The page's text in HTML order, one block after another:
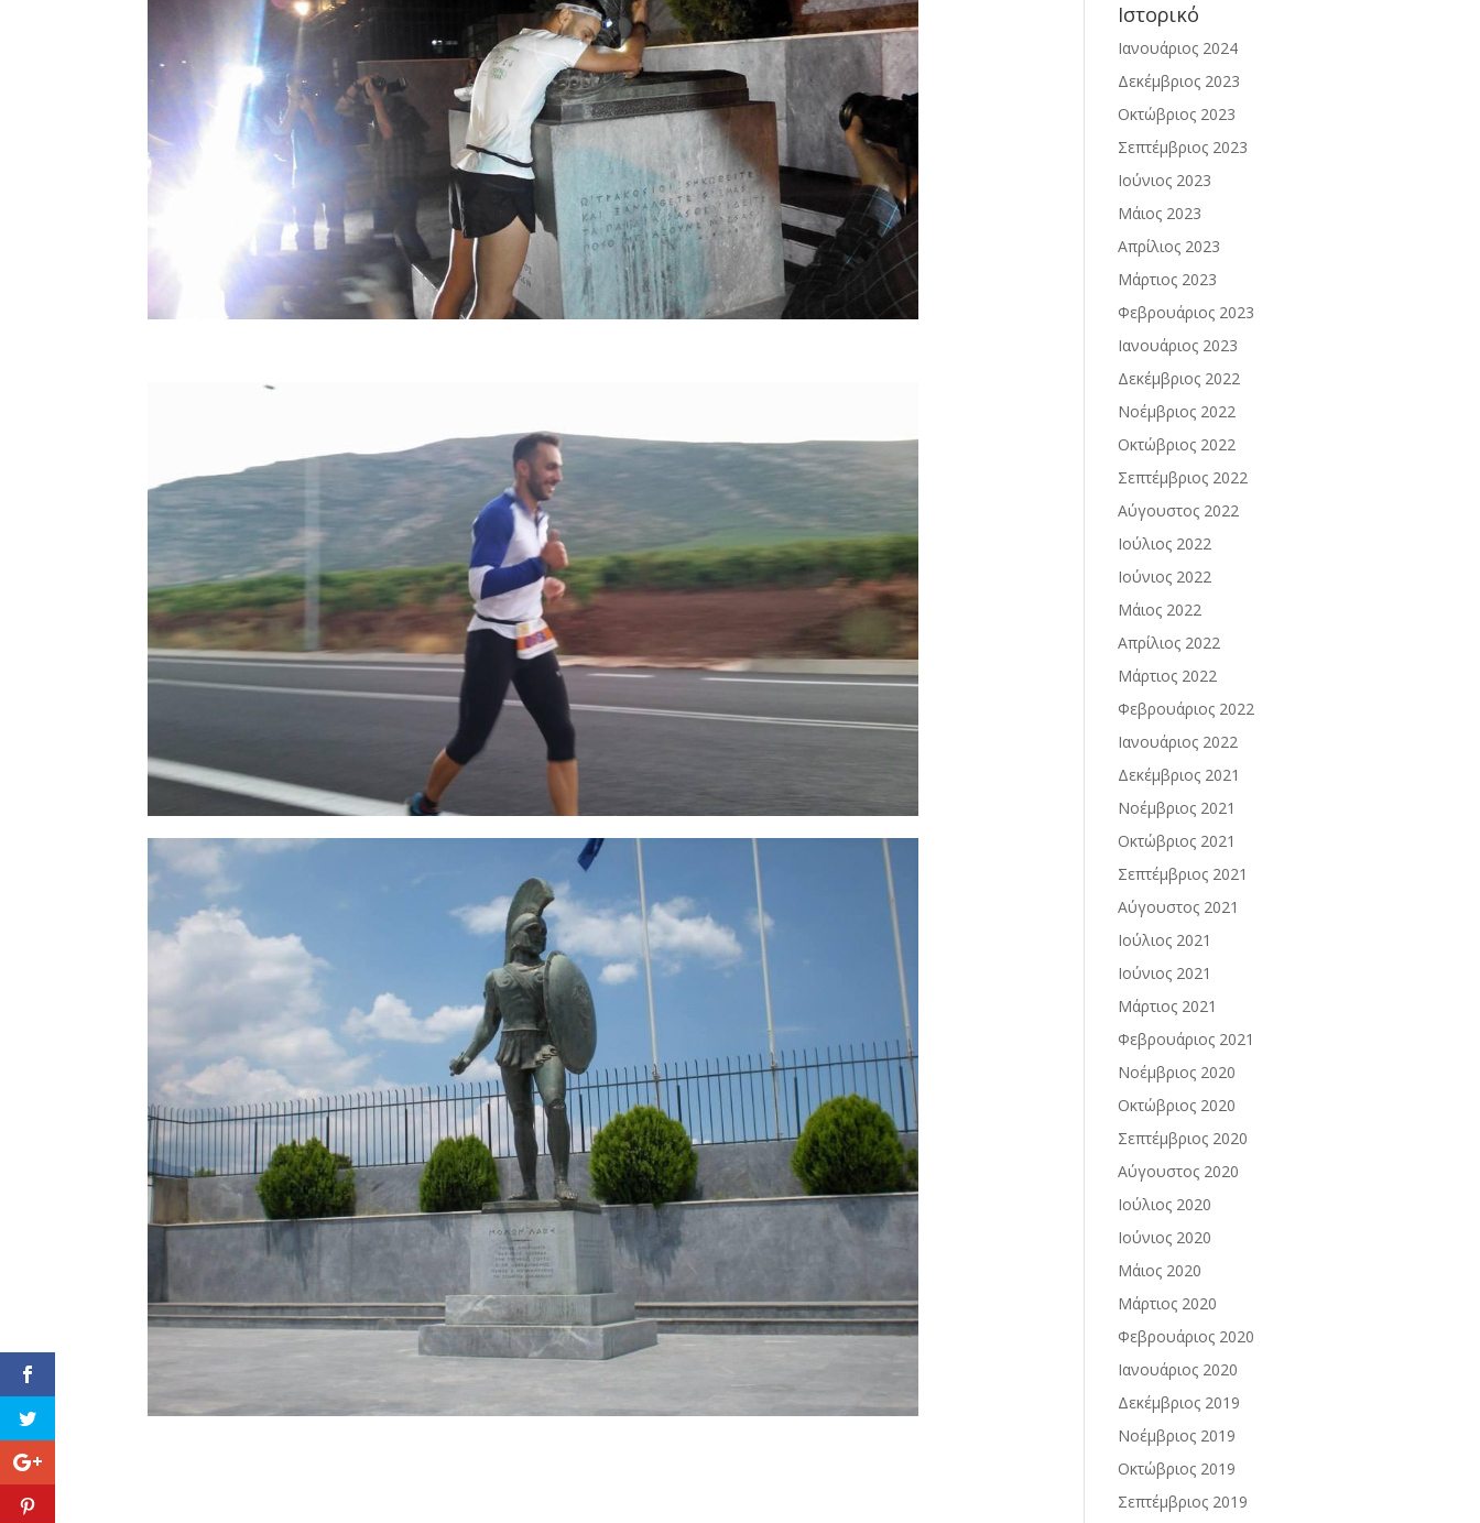
Ιστορικό
Ιανουάριος 2024
Δεκέμβριος 2023
Οκτώβριος 2023
Σεπτέμβριος 2023
Ιούνιος 2023
Μάιος 2023
Απρίλιος 2023
Μάρτιος 2023
Φεβρουάριος 2023
Ιανουάριος 2023
Δεκέμβριος 2022
Νοέμβριος 2022
Οκτώβριος 2022
Σεπτέμβριος 2022
Αύγουστος 2022
Ιούλιος 2022
Ιούνιος 2022
Μάιος 2022
Απρίλιος 2022
Μάρτιος 2022
Φεβρουάριος 2022
Ιανουάριος 2022
Δεκέμβριος 2021
Νοέμβριος 2021
Οκτώβριος 2021
Σεπτέμβριος 2021
Αύγουστος 2021
Ιούλιος 2021
Ιούνιος 2021
Μάρτιος 2021
Φεβρουάριος 2021
Νοέμβριος 2020
Οκτώβριος 2020
Σεπτέμβριος 2020
Αύγουστος 2020
Ιούλιος 2020
Ιούνιος 2020
Μάιος 2020
Μάρτιος 2020
Φεβρουάριος 2020
Ιανουάριος 2020
Δεκέμβριος 2019
Νοέμβριος 2019
Οκτώβριος 2019
Σεπτέμβριος 2019